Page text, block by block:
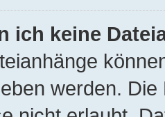
ich keine
werden.